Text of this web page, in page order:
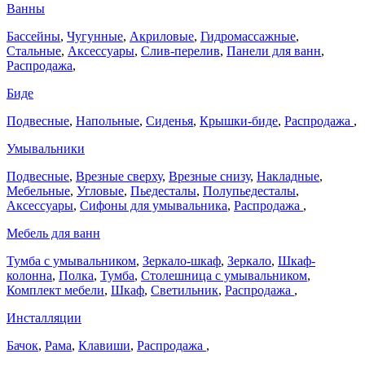
Ванны
Бассейны, Чугунные, Акриловые, Гидромассажные,
Стальные, Аксессуары, Слив-перелив, Панели для ванн,
Распродажа,
Биде
Подвесные, Напольные, Сиденья, Крышки-биде, Распродажа ,
Умывальники
Подвесные, Врезные сверху, Врезные снизу, Накладные,
Мебельные, Угловые, Пьедесталы, Полупьедесталы,
Аксессуары, Сифоны для умывальника, Распродажа ,
Мебель для ванн
Тумба с умывальником, Зеркало-шкаф, Зеркало, Шкаф-
колонна, Полка, Тумба, Столешница с умывальником,
Комплект мебели, Шкаф, Светильник, Распродажа ,
Инсталляции
Бачок, Рама, Клавиши, Распродажа ,